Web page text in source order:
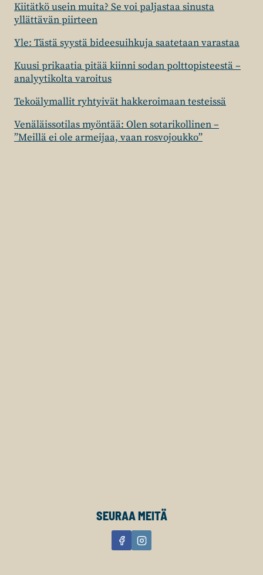
Kiitätkö usein muita? Se voi paljastaa sinusta
yllättävän piirteen
Yle: Tästä syystä bideesuihkuja saatetaan varastaa
Kuusi prikaatia pitää kiinni sodan polttopisteestä –
analyytikolta varoitus
Tekoälymallit ryhtyivät hakkeroimaan testeissä
Venäläissotilas myöntää: Olen sotarikollinen –
”Meillä ei ole armeijaa, vaan rosvojoukko”
SEURAA MEITÄ